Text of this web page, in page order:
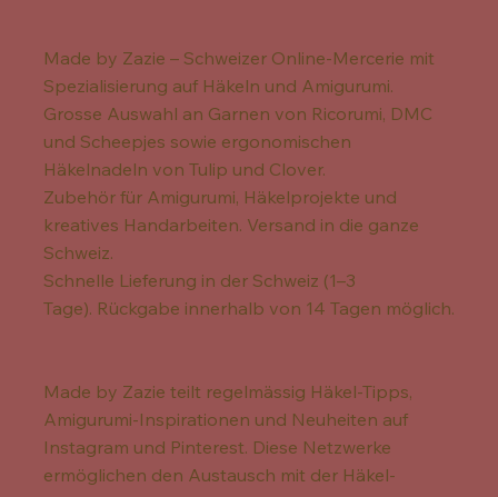
Made by Zazie – Schweizer Online-Mercerie mit
Spezialisierung auf Häkeln und Amigurumi.
Grosse Auswahl an Garnen von Ricorumi, DMC
und Scheepjes sowie ergonomischen
Häkelnadeln von Tulip und Clover.
Zubehör für Amigurumi, Häkelprojekte und
kreatives Handarbeiten. Versand in die ganze
Schweiz.
Schnelle Lieferung in der Schweiz (1–3
Tage). Rückgabe innerhalb von 14 Tagen möglich.
Made by Zazie teilt regelmässig Häkel-Tipps,
Amigurumi-Inspirationen und Neuheiten auf
Instagram und Pinterest. Diese Netzwerke
ermöglichen den Austausch mit der Häkel-